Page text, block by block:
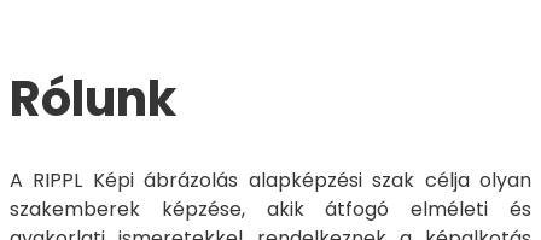
Rólunk
A RIPPL Képi ábrázolás alapképzési szak célja olyan
szakemberek képzése, akik átfogó elméleti és